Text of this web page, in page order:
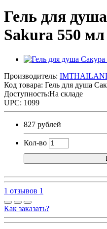
Гель для
Sakura 550 мл
Производитель:
Код товара: Гель для душа
Доступность:На складе
UPC: 1099
827 рублей
Кол-во
1 отзывов 1
Как заказать?